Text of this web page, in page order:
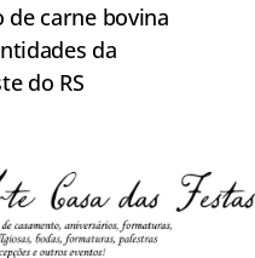
de carne bovina
da
do RS